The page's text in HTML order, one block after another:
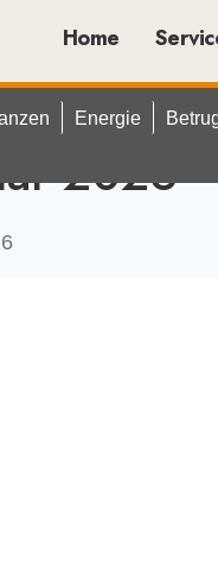
Home
Energie
2026